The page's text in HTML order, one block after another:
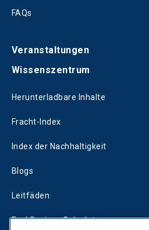
FAQs
Veranstaltungen
Wissenszentrum
Herunterladbare Inhalte
Fracht-Index
Index der Nachhaltigkeit
Blogs
Leitfäden
Fuel Savings Calculator